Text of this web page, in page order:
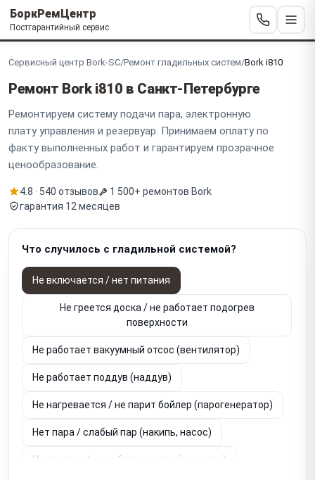
БоркРемЦентр
Постгарантийный сервис
Сервисный центр Bork-SC/Ремонт гладильных систем/Bork i810
Ремонт Bork i810 в Санкт-Петербурге
Ремонтируем систему подачи пара, электронную
плату управления и резервуар. Принимаем оплату по
факту выполненных работ и гарантируем прозрачное
ценообразование.
4.8 · 540 отзывов
1 500+ ремонтов Bork
гарантия 12 месяцев
Что случилось с гладильной системой?
Не включается / нет питания
Не греется доска / не работает подогрев
поверхности
Не работает вакуумный отсос (вентилятор)
Не работает поддув (наддув)
Не нагревается / не парит бойлер (парогенератор)
Нет пара / слабый пар (накипь, насос)
Не греется / не работает утюг (подошва)